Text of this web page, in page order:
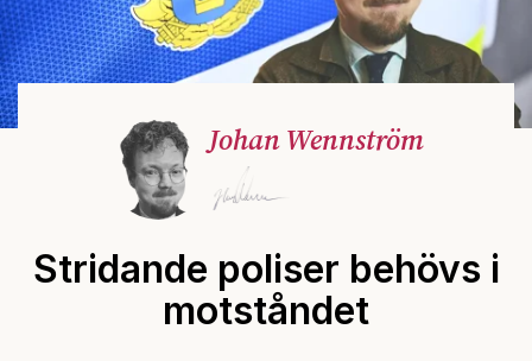
Johan Wennström
Stridande poliser behövs i
motståndet